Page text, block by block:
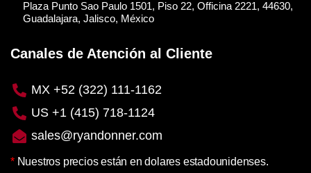
Plaza Punto Sao Paulo 1501, Piso 22, Officina 2221, 44630,
Guadalajara, Jalisco, México
Canales de Atención al Cliente
MX +52 (322) 111-1162
US +1 (415) 718-1124
sales@ryandonner.com
* Nuestros precios están en dolares estadounidenses.